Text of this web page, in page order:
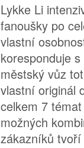
Lykke Li
fanoušky po
vlastní
koresponduje
městský vůz
vlastní originál
celkem 7
možných
zákazníků tvoří